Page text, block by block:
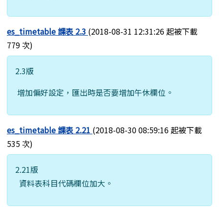
es_timetable 課表 2.3 (2018-08-31 12:31:26 起被下載
779 次)
2.3版
增加偏好設定，匯出時是否要增加午休欄位。
es_timetable 課表 2.21 (2018-08-30 08:59:16 起被下載
535 次)
2.21版
資料表科目代碼欄位加大。